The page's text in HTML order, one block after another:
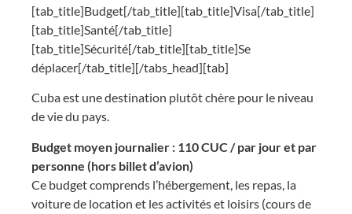
[tab_title]Budget[/tab_title][tab_title]Visa[/tab_title]
[tab_title]Santé[/tab_title]
[tab_title]Sécurité[/tab_title][tab_title]Se
déplacer[/tab_title][/tabs_head][tab]
Cuba est une destination plutôt chère pour le niveau
de vie du pays.
Budget moyen journalier : 110 CUC / par jour et par
personne (hors billet d’avion)
Ce budget comprends l’hébergement, les repas, la
voiture de location et les activités et loisirs (cours de